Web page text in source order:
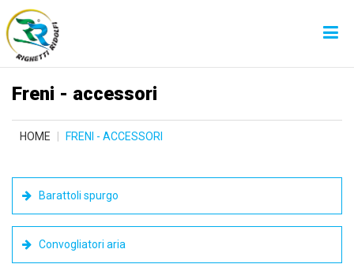
Freni - accessori
HOME FRENI - ACCESSORI
Barattoli spurgo
Convogliatori aria